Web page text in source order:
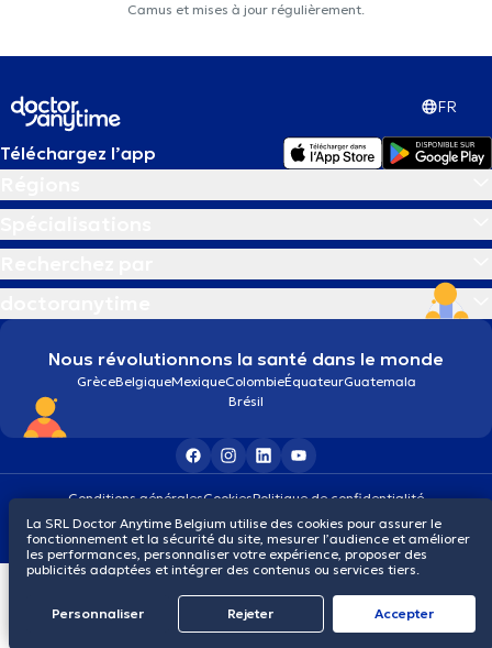
Camus et mises à jour régulièrement.
FR
Téléchargez l’app
Nous révolutionnons la santé dans le monde
GrèceBelgiqueMexiqueColombieÉquateurGuatemala
Brésil
Conditions généralesCookiesPolitique de confidentialité
© 2026 doctoranytime
La SRL Doctor Anytime Belgium utilise des cookies pour assurer le
fonctionnement et la sécurité du site, mesurer l’audience et améliorer
les performances, personnaliser votre expérience, proposer des
publicités adaptées et intégrer des contenus ou services tiers.
Personnaliser Rejeter Αccepter